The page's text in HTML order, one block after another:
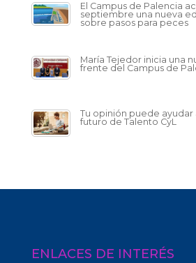
El Campus de Palencia
septiembre una nueva
sobre pasos para peces
María Tejedor inicia una
frente del Campus de
Tu opinión puede ayudar
futuro de Talento CyL
ENLACES DE INTERÉS